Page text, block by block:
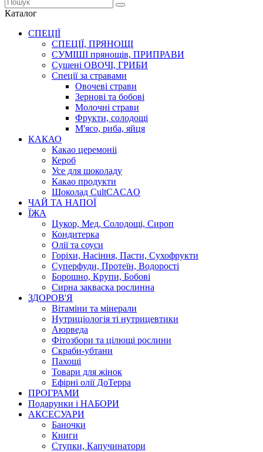
Каталог
СПЕЦІЇ
СПЕЦІЇ, ПРЯНОЩІ
СУМІШІ прянощів, ПРИПРАВИ
Сушені ОВОЧІ, ГРИБИ
Спеції за стравами
Овочеві страви
Зернові та бобові
Молочні страви
Фрукти, солодощі
М'ясо, риба, яйця
КАКАО
Какао церемоніі
Кероб
Усе для шоколаду
Какао продукти
Шоколад CultCACAO
ЧАЙ ТА НАПОЇ
ЇЖА
Цукор, Мед, Солодощі, Сироп
Кондитерка
Олії та соуси
Горіхи, Насіння, Пасти, Сухофрукти
Суперфуди, Протеїн, Водорості
Борошно, Крупи, Бобові
Сирна закваска рослинна
ЗДОРОВ'Я
Вітаміни та мінерали
Нутриціологія ті нутрицевтики
Аюрведа
Фітозбори та цілющі рослини
Скраби-убтани
Пахощі
Товари для жінок
Ефірні олії ДоТерра
ПРОГРАМИ
Подарунки і НАБОРИ
АКСЕСУАРИ
Баночки
Книги
Ступки, Капучинатори